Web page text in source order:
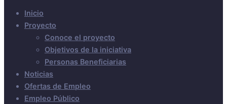
Inicio
Proyecto
Conoce el proyecto
Objetivos de la iniciativa
Personas Beneficiarias
Noticias
Ofertas de Empleo
Empleo Público